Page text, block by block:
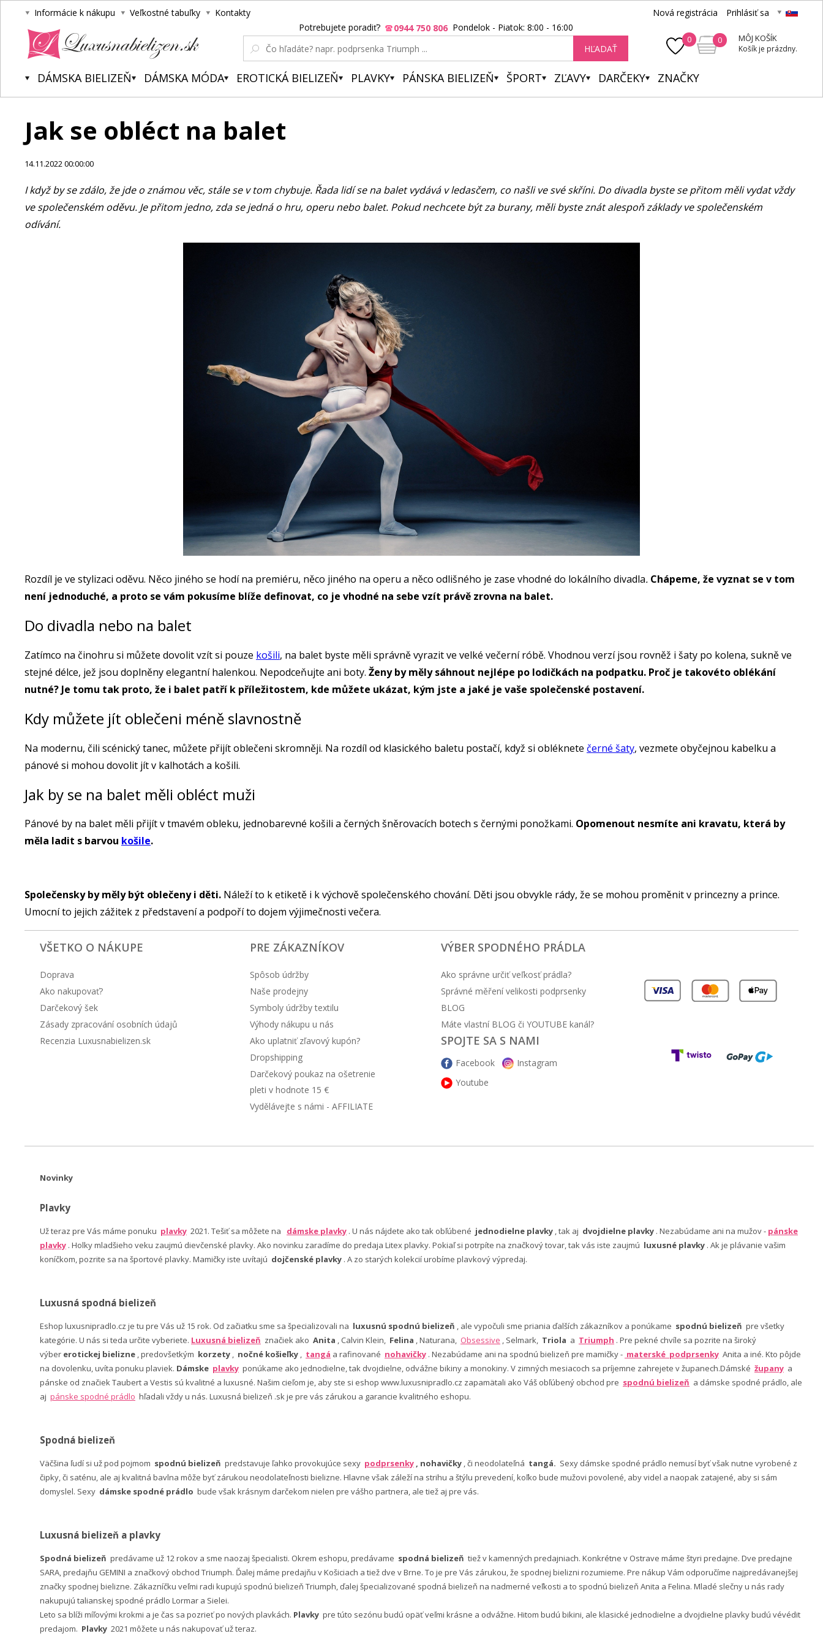
Informácie k nákupu Veľkostné tabuľky Kontakty Nová registrácia Prihlásiť sa
0 0 MÔJ KOŠÍK
Košík je prázdny.
Potrebujete poradiť? 0944 750 806 Pondelok - Piatok: 8:00 - 16:00
HĽADAŤ
DÁMSKA BIELIZEŇ DÁMSKA MÓDA EROTICKÁ BIELIZEŇ PLAVKY PÁNSKA BIELIZEŇ ŠPORT ZĽAVY DARČEKY ZNAČKY
Jak se obléct na balet
14.11.2022 00:00:00
I když by se zdálo, že jde o známou věc, stále se v tom chybuje. Řada lidí se na balet vydává v ledasčem, co našli ve své skříni. Do divadla byste se přitom měli vydat vždy
ve společenském oděvu. Je přitom jedno, zda se jedná o hru, operu nebo balet. Pokud nechcete být za burany, měli byste znát alespoň základy ve společenském
odívání.
Rozdíl je ve stylizaci oděvu. Něco jiného se hodí na premiéru, něco jiného na operu a něco odlišného je zase vhodné do lokálního divadla. Chápeme, že vyznat se v tom
není jednoduché, a proto se vám pokusíme blíže definovat, co je vhodné na sebe vzít právě zrovna na balet.
Do divadla nebo na balet
Zatímco na činohru si můžete dovolit vzít si pouze košili, na balet byste měli správně vyrazit ve velké večerní róbě. Vhodnou verzí jsou rovněž i šaty po kolena, sukně ve
stejné délce, jež jsou doplněny elegantní halenkou. Nepodceňujte ani boty. Ženy by měly sáhnout nejlépe po lodičkách na podpatku. Proč je takovéto oblékání
nutné? Je tomu tak proto, že i balet patří k příležitostem, kde můžete ukázat, kým jste a jaké je vaše společenské postavení.
Kdy můžete jít oblečeni méně slavnostně
Na modernu, čili scénický tanec, můžete přijít oblečeni skromněji. Na rozdíl od klasického baletu postačí, když si obléknete černé šaty, vezmete obyčejnou kabelku a
pánové si mohou dovolit jít v kalhotách a košili.
Jak by se na balet měli obléct muži
Pánové by na balet měli přijít v tmavém obleku, jednobarevné košili a černých šněrovacích botech s černými ponožkami. Opomenout nesmíte ani kravatu, která by
měla ladit s barvou košile.
Společensky by měly být oblečeny i děti. Náleží to k etiketě i k výchově společenského chování. Děti jsou obvykle rády, že se mohou proměnit v princezny a prince.
Umocní to jejich zážitek z představení a podpoří to dojem výjimečnosti večera.
VŠETKO O NÁKUPE
Doprava
Ako nakupovať?
Darčekový šek
Zásady zpracování osobních údajů
Recenzia Luxusnabielizen.sk
PRE ZÁKAZNÍKOV
Spôsob údržby
Naše prodejny
Symboly údržby textilu
Výhody nákupu u nás
Ako uplatniť zľavový kupón?
Dropshipping
Darčekový poukaz na ošetrenie
pleti v hodnote 15 €
Vydělávejte s námi - AFFILIATE
VÝBER SPODNÉHO PRÁDLA
Ako správne určiť veľkosť prádla?
Správné měření velikosti podprsenky
BLOG
Máte vlastní BLOG či YOUTUBE kanál?
SPOJTE SA S NAMI
Facebook
Instagram
Youtube
Novinky
Plavky
Už teraz pre Vás máme ponuku plavky 2021. Tešiť sa môžete na dámske plavky . U nás nájdete ako tak obľúbené jednodielne plavky , tak aj dvojdielne plavky . Nezabúdame ani na mužov - pánske
plavky . Holky mladšieho veku zaujmú dievčenské plavky. Ako novinku zaradíme do predaja Litex plavky. Pokiaľ si potrpíte na značkový tovar, tak vás iste zaujmú luxusné plavky . Ak je plávanie vašim
koníčkom, pozrite sa na športové plavky. Mamičky iste uvítajú dojčenské plavky . A zo starých kolekcií urobíme plavkový výpredaj.
Luxusná spodná bielizeň
Eshop luxusnipradlo.cz je tu pre Vás už 15 rok. Od začiatku sme sa špecializovali na luxusnú spodnú bielizeň , ale vypočuli sme priania ďalších zákazníkov a ponúkame spodnú bielizeň pre všetky
kategórie. U nás si teda určite vyberiete. Luxusná bielizeň značiek ako Anita , Calvin Klein, Felina , Naturana, Obsessive , Selmark, Triola a Triumph . Pre pekné chvíle sa pozrite na široký
výber erotickej bielizne , predovšetkým korzety , nočné košieľky , tangá a rafinované nohavičky . Nezabúdame ani na spodnú bielizeň pre mamičky - materské podprsenky Anita a iné. Kto pôjde
na dovolenku, uvíta ponuku plaviek. Dámske plavky ponúkame ako jednodielne, tak dvojdielne, odvážne bikiny a monokiny. V zimných mesiacoch sa príjemne zahrejete v županech.Dámské župany a
pánske od značiek Taubert a Vestis sú kvalitné a luxusné. Našim cieľom je, aby ste si eshop www.luxusnipradlo.cz zapamätali ako Váš obľúbený obchod pre spodnú bielizeň a dámske spodné prádlo, ale
aj pánske spodné prádlo hľadali vždy u nás. Luxusná bielizeň .sk je pre vás zárukou a garancie kvalitného eshopu.
Spodná bielizeň
Väčšina ľudí si už pod pojmom spodnú bielizeň predstavuje ľahko provokujúce sexy podprsenky , nohavičky , či neodolateľná tangá. Sexy dámske spodné prádlo nemusí byť však nutne vyrobené z
čipky, či saténu, ale aj kvalitná bavlna môže byť zárukou neodolateľnosti bielizne. Hlavne však záleží na strihu a štýlu prevedení, koľko bude mužovi povolené, aby videl a naopak zatajené, aby si sám
domyslel. Sexy dámske spodné prádlo bude však krásnym darčekom nielen pre vášho partnera, ale tiež aj pre vás.
Luxusná bielizeň a plavky
Spodná bielizeň predávame už 12 rokov a sme naozaj špecialisti. Okrem eshopu, predávame spodná bielizeň tiež v kamenných predajniach. Konkrétne v Ostrave máme štyri predajne. Dve predajne
SARA, predajňu GEMINI a značkový obchod Triumph. Ďalej máme predajňu v Košiciach a tiež dve v Brne. To je pre Vás zárukou, že spodnej bielizni rozumieme. Pre nákup Vám odporučíme najpredávanejšej
značky spodnej bielizne. Zákazníčku veľmi radi kupujú spodnú bielizeň Triumph, ďalej špecializované spodná bielizeň na nadmerné veľkosti a to spodnú bielizeň Anita a Felina. Mladé slečny u nás rady
nakupujú talianskej spodné prádlo Lormar a Sielei.
Leto sa blíži míľovými krokmi a je čas sa pozrieť po nových plavkách. Plavky pre túto sezónu budú opäť veľmi krásne a odvážne. Hitom budú bikini, ale klasické jednodielne a dvojdielne plavky budú vévédit
predajom. Plavky 2021 môžete u nás nakupovať už teraz.